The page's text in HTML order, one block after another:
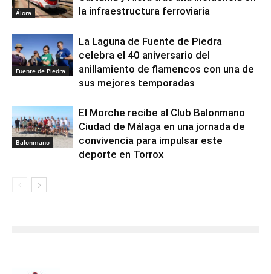
Álora
la infraestructura ferroviaria
Fuente de Piedra
La Laguna de Fuente de Piedra
celebra el 40 aniversario del
anillamiento de flamencos con una de
sus mejores temporadas
Balonmano
El Morche recibe al Club Balonmano
Ciudad de Málaga en una jornada de
convivencia para impulsar este
deporte en Torrox